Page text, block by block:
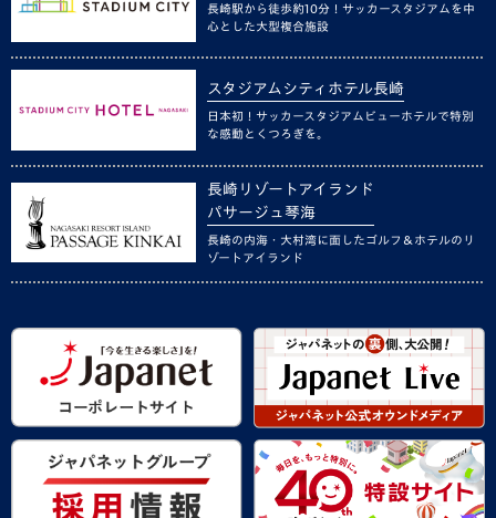
長崎駅から徒歩約10分！サッカースタジアムを中
心とした大型複合施設
スタジアムシティホテル長崎
日本初！サッカースタジアムビューホテルで特別
な感動とくつろぎを。
長崎リゾートアイランド
パサージュ琴海
長崎の内海・大村湾に面したゴルフ＆ホテルのリ
ゾートアイランド